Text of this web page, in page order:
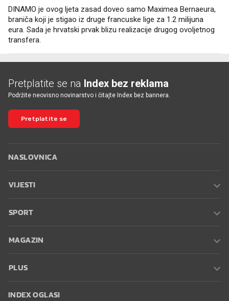
DINAMO je ovog ljeta zasad doveo samo Maximea Bernaeura,
braniča koji je stigao iz druge francuske lige za 1.2 milijuna
eura. Sada je hrvatski prvak blizu realizacije drugog ovoljetnog
transfera.
Pretplatite se na Index bez reklama
Podržite neovisno novinarstvo i čitajte Index bez bannera.
Pretplatite se
NASLOVNICA
VIJESTI
SPORT
MAGAZIN
PLUS
INDEX OGLASI